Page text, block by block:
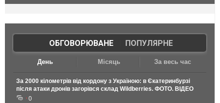
ОБГОВОРЮВАНЕ| ПОПУЛЯРНЕ
День Місяць За весь час
За 2000 кілометрів від кордону з Україною: в Єкатеринбурзі
після атаки дронів загорівся склад Wildberries. ФОТО. ВІДЕО
0